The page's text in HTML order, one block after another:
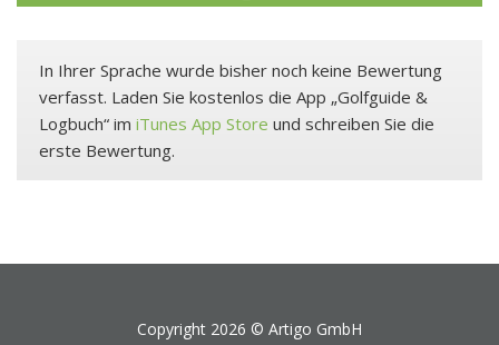
In Ihrer Sprache wurde bisher noch keine Bewertung
verfasst. Laden Sie kostenlos die App „Golfguide &
Logbuch“ im iTunes App Store und schreiben Sie die
erste Bewertung.
Copyright 2026 © Artigo GmbH